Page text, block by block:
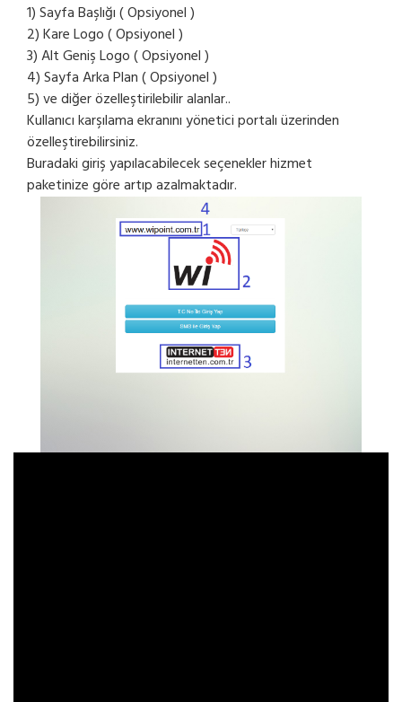
1) Sayfa Başlığı ( Opsiyonel )
2) Kare Logo ( Opsiyonel )
3) Alt Geniş Logo ( Opsiyonel )
4) Sayfa Arka Plan ( Opsiyonel )
5) ve diğer özelleştirilebilir alanlar..
Kullanıcı karşılama ekranını yönetici portalı üzerinden
özelleştirebilirsiniz.
Buradaki giriş yapılacabilecek seçenekler hizmet
paketinize göre artıp azalmaktadır.